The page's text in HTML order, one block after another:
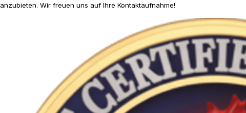
anzubieten. Wir freuen uns auf Ihre Kontaktaufnahme!